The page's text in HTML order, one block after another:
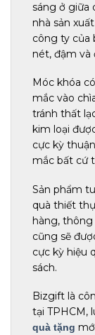
sáng ở giữa
nhà sản
công ty của
nét, đậm và
Móc khóa
mắc vào
tránh thất
kim loại
cực kỳ
mắc bất cứ
Sản phẩm
quà thiết
hàng,
cũng sẽ
cực kỳ hiệu
sách.
Bizgift là
tại TPHCM,
quà tặng